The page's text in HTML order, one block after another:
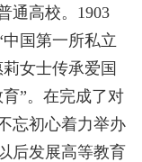
通高校。 1903
国第一所私立
女士传承爱国
”。在完成了对
忘初心着力举办
后发展高等教育